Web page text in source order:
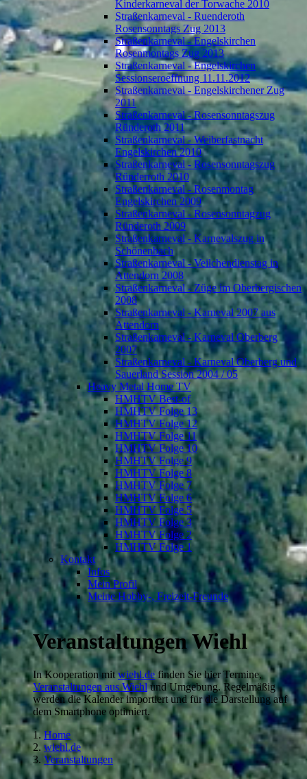
Kinderkarneval der Torwache 2010
Straßenkarneval - Ruenderoth
Rosensonntags Zug 2013
Straßenkarneval - Engelskirchen
Rosenmontags Zug 2013
Straßenkarneval - Engelskirchen
Sessionseroeffnung 11.11.2012
Straßenkarneval - Engelskirchener Zug
2011
Straßenkarneval - Rosensonntagszug
Ründeroth 2011
Straßenkarneval - Weiberfastnacht
Engelskirchen 2010
Straßenkarneval - Rosensonntagszug
Ründerroth 2010
Straßenkarneval - Rosenmontag
Engelskirchen 2009
Straßenkarneval - Rosensonntagzug
Ründeroth 2009
Straßenkarneval - Karnevalszug in
Schönenbach
Straßenkarneval - Veilchendienstag in
Attendorn 2008
Straßenkarneval - Züge im Oberbergischen
2008
Straßenkarneval - Karneval 2007 aus
Attendorn
Straßenkarneval - Karneval Oberberg
2007
Straßenkarneval - Karneval Oberberg und
Sauerland Session 2004 / 05
Heavy Metal Home TV
HMHTV Best-of
HMHTV Folge 13
HMHTV Folge 12
HMHTV Folge 11
HMHTV Folge 10
HMHTV Folge 9
HMHTV Folge 8
HMHTV Folge 7
HMHTV Folge 6
HMHTV Folge 5
HMHTV Folge 3
HMHTV Folge 2
HMHTV Folge 1
Kontakt
Infos
Mein Profil
Meine Hobby-, Freizeit-Freunde
Veranstaltungen Wiehl
In Kooperation mit wiehl.definden Sie hier Termine,
Veranstaltungen aus Wiehlund Umgebung. Regelmäßig
werden die Kalender importiert und für die Darstellung auf
dem Smartphone optimiert.
Home
wiehl.de
Veranstaltungen